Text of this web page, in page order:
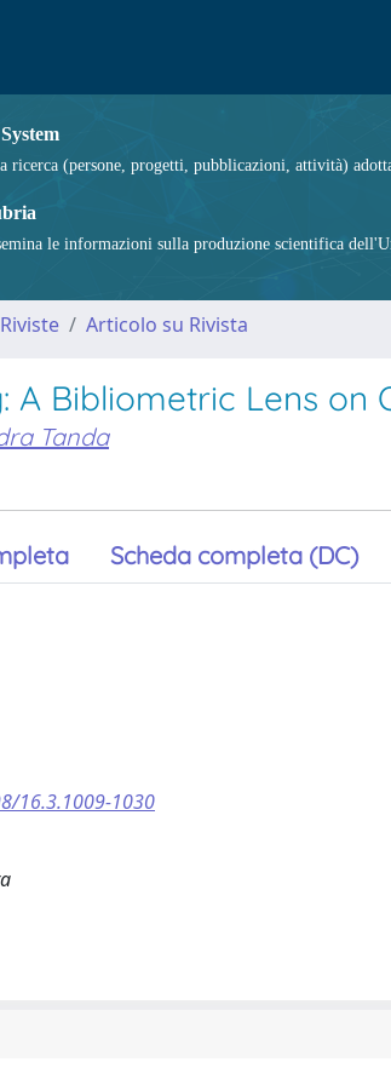
ricerca (persone, progetti, pubblicazioni, attività)
le informazioni sulla produzione scientifica
Articolo su Rivista
A Bibliometric Lens on
Tanda
Scheda completa (DC)
16.3.1009-1030